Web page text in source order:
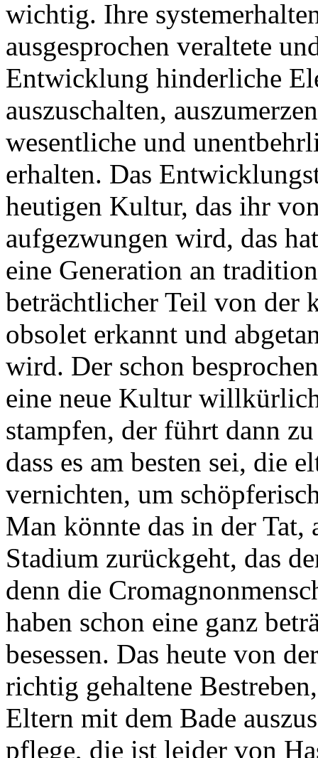
wichtig. Ihre
ausgesprochen veraltete
Entwicklung hinderliche
auszuschalten,
wesentliche und
erhalten. Das
heutigen Kultur, das ihr
aufgezwungen wird, das
eine Generation an
beträchtlicher Teil von der
obsolet erkannt und
wird. Der schon
eine neue Kultur
stampfen, der führt dann
dass es am besten sei, die
vernichten, um
Man könnte das in der Tat,
Stadium zurückgeht, das
denn die
haben schon eine ganz
besessen. Das heute von
richtig gehaltene
Eltern mit dem Bade
pflege, die ist leider von